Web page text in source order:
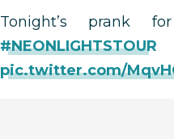
Tonight’s prank
#NEONLIGHTSTOUR
pic.twitter.com/